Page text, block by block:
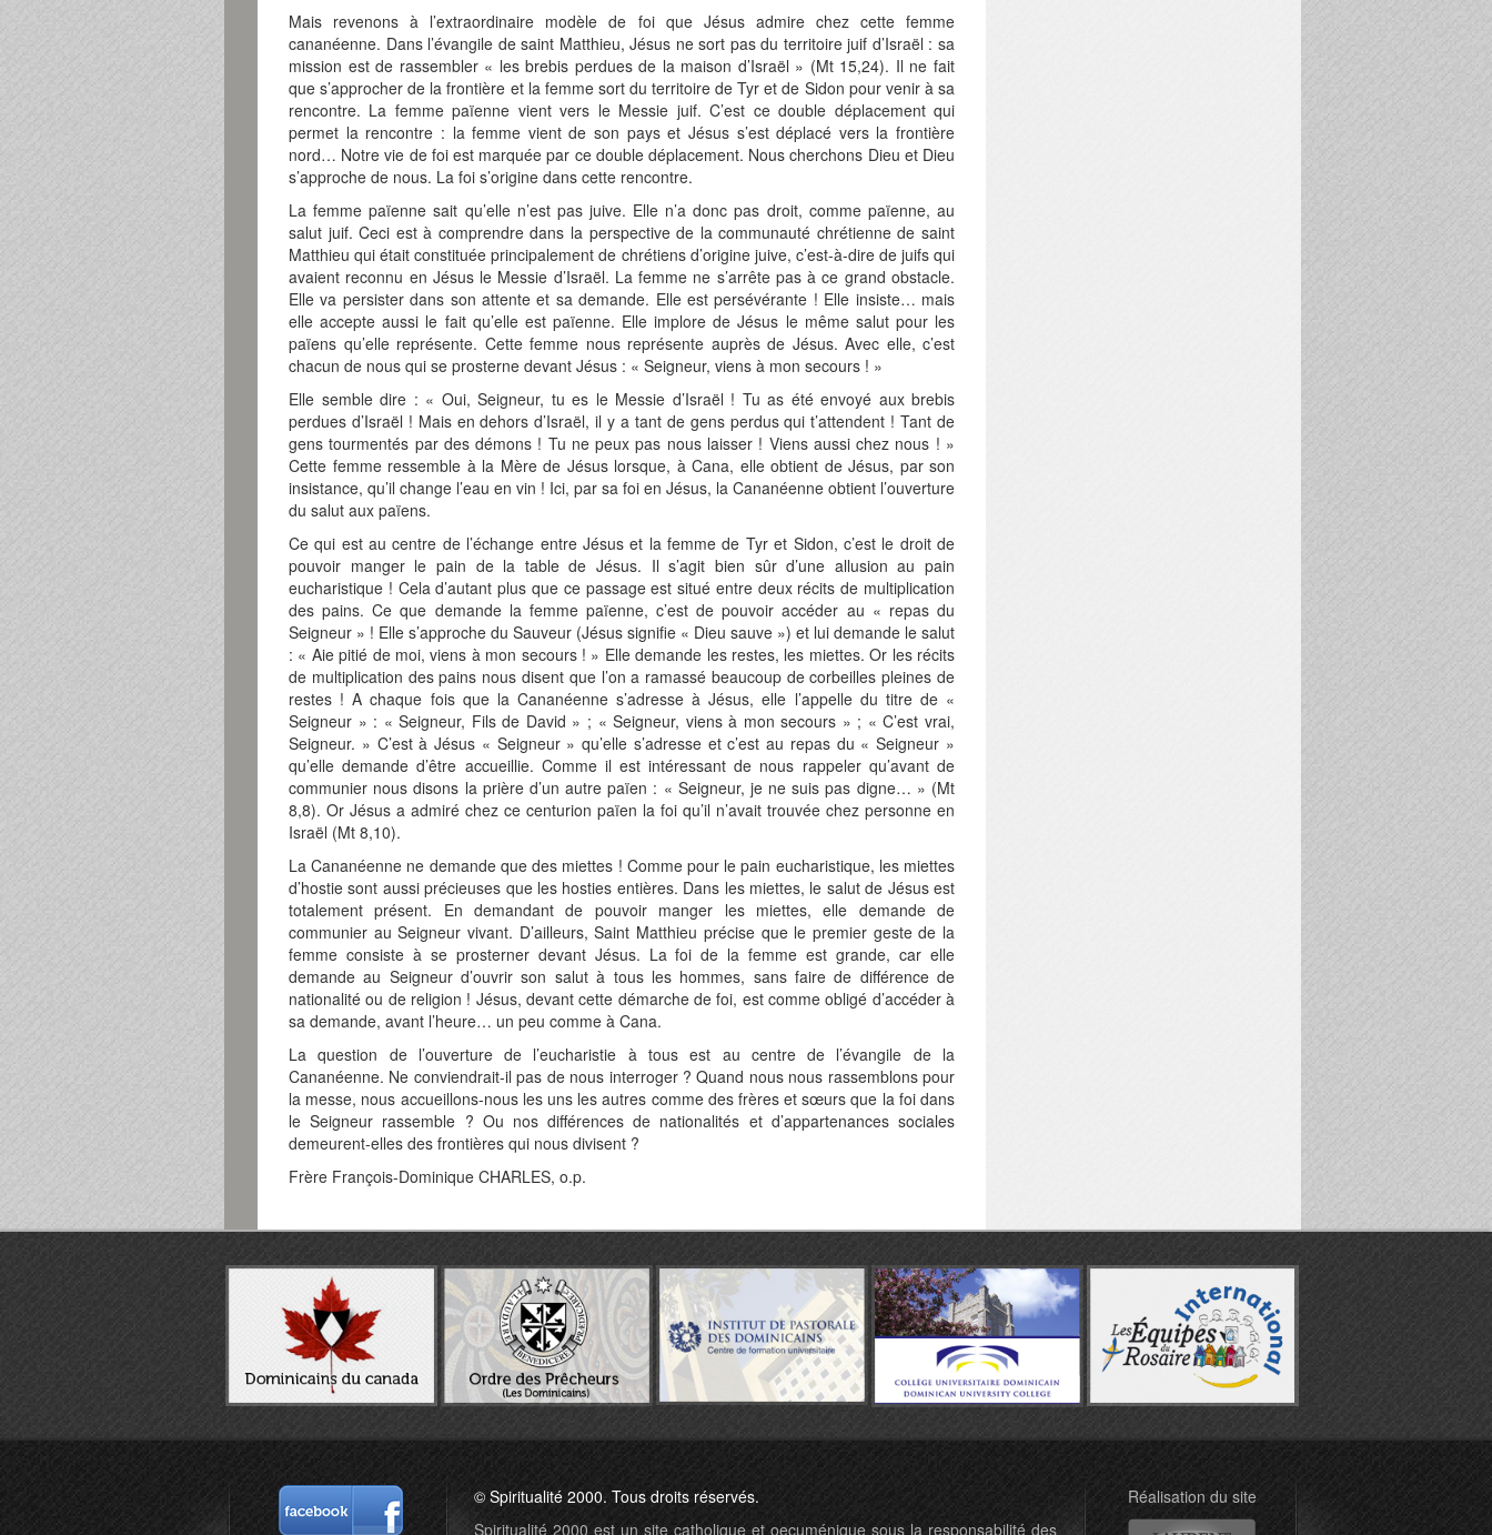
Mais revenons à l’extraordinaire modèle de foi que Jésus admire chez cette femme
cananéenne. Dans l’évangile de saint Matthieu, Jésus ne sort pas du territoire juif d’Israël : sa
mission est de rassembler « les brebis perdues de la maison d’Israël » (Mt 15,24). Il ne fait
que s’approcher de la frontière et la femme sort du territoire de Tyr et de Sidon pour venir à sa
rencontre. La femme païenne vient vers le Messie juif. C’est ce double déplacement qui
permet la rencontre : la femme vient de son pays et Jésus s’est déplacé vers la frontière
nord… Notre vie de foi est marquée par ce double déplacement. Nous cherchons Dieu et Dieu
s’approche de nous. La foi s’origine dans cette rencontre.
La femme païenne sait qu’elle n’est pas juive. Elle n’a donc pas droit, comme païenne, au
salut juif. Ceci est à comprendre dans la perspective de la communauté chrétienne de saint
Matthieu qui était constituée principalement de chrétiens d’origine juive, c’est-à-dire de juifs qui
avaient reconnu en Jésus le Messie d’Israël. La femme ne s’arrête pas à ce grand obstacle.
Elle va persister dans son attente et sa demande. Elle est persévérante ! Elle insiste… mais
elle accepte aussi le fait qu’elle est païenne. Elle implore de Jésus le même salut pour les
païens qu’elle représente. Cette femme nous représente auprès de Jésus. Avec elle, c’est
chacun de nous qui se prosterne devant Jésus : « Seigneur, viens à mon secours ! »
Elle semble dire : « Oui, Seigneur, tu es le Messie d’Israël ! Tu as été envoyé aux brebis
perdues d’Israël ! Mais en dehors d’Israël, il y a tant de gens perdus qui t’attendent ! Tant de
gens tourmentés par des démons ! Tu ne peux pas nous laisser ! Viens aussi chez nous ! »
Cette femme ressemble à la Mère de Jésus lorsque, à Cana, elle obtient de Jésus, par son
insistance, qu’il change l’eau en vin ! Ici, par sa foi en Jésus, la Cananéenne obtient l’ouverture
du salut aux païens.
Ce qui est au centre de l’échange entre Jésus et la femme de Tyr et Sidon, c’est le droit de
pouvoir manger le pain de la table de Jésus. Il s’agit bien sûr d’une allusion au pain
eucharistique ! Cela d’autant plus que ce passage est situé entre deux récits de multiplication
des pains. Ce que demande la femme païenne, c’est de pouvoir accéder au « repas du
Seigneur » ! Elle s’approche du Sauveur (Jésus signifie « Dieu sauve ») et lui demande le salut
: « Aie pitié de moi, viens à mon secours ! » Elle demande les restes, les miettes. Or les récits
de multiplication des pains nous disent que l’on a ramassé beaucoup de corbeilles pleines de
restes ! A chaque fois que la Cananéenne s’adresse à Jésus, elle l’appelle du titre de «
Seigneur » : « Seigneur, Fils de David » ; « Seigneur, viens à mon secours » ; « C’est vrai,
Seigneur. » C’est à Jésus « Seigneur » qu’elle s’adresse et c’est au repas du « Seigneur »
qu’elle demande d’être accueillie. Comme il est intéressant de nous rappeler qu’avant de
communier nous disons la prière d’un autre païen : « Seigneur, je ne suis pas digne… » (Mt
8,8). Or Jésus a admiré chez ce centurion païen la foi qu’il n’avait trouvée chez personne en
Israël (Mt 8,10).
La Cananéenne ne demande que des miettes ! Comme pour le pain eucharistique, les miettes
d’hostie sont aussi précieuses que les hosties entières. Dans les miettes, le salut de Jésus est
totalement présent. En demandant de pouvoir manger les miettes, elle demande de
communier au Seigneur vivant. D’ailleurs, Saint Matthieu précise que le premier geste de la
femme consiste à se prosterner devant Jésus. La foi de la femme est grande, car elle
demande au Seigneur d’ouvrir son salut à tous les hommes, sans faire de différence de
nationalité ou de religion ! Jésus, devant cette démarche de foi, est comme obligé d’accéder à
sa demande, avant l’heure… un peu comme à Cana.
La question de l’ouverture de l’eucharistie à tous est au centre de l’évangile de la
Cananéenne. Ne conviendrait-il pas de nous interroger ? Quand nous nous rassemblons pour
la messe, nous accueillons-nous les uns les autres comme des frères et sœurs que la foi dans
le Seigneur rassemble ? Ou nos différences de nationalités et d’appartenances sociales
demeurent-elles des frontières qui nous divisent ?
Frère François-Dominique CHARLES, o.p.
© Spiritualité 2000. Tous droits réservés.
Spiritualité 2000 est un site catholique et oecuménique sous la responsabilité des
Réalisation du site